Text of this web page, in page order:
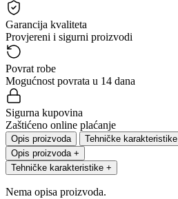
Garancija kvaliteta
Provjereni i sigurni proizvodi
Povrat robe
Mogućnost povrata u 14 dana
Sigurna kupovina
Zaštićeno online plaćanje
Opis proizvoda
Tehničke karakteristike
Opis proizvoda +
Tehničke karakteristike +
Nema opisa proizvoda.